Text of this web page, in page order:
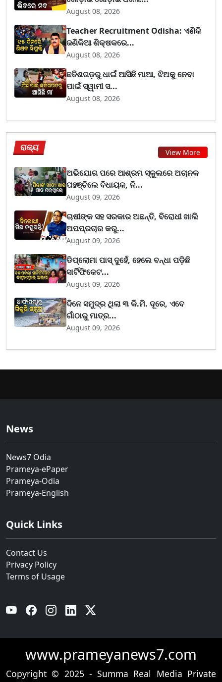
August 08, 2026
Teacher Recruitment Odisha: ଏଣିକି
ଜଣିକିଆ ଶିକ୍ଷକରେ...
August 08, 2026
ଛତିଶଗଡ଼ରୁ ଧାଇଁ ଆସିଛି ମାଆ, ଝିଅକୁ ନେବା
ପାଇଁ ସ୍ୱାମୀ ସ...
August 08, 2026
ରାଜ୍ୟ View More
ଅଭିଯୋଗ ପରେ ଆଶ୍ରମ ସ୍କୁଲରେ ଅଚାନକ
ପହଞ୍ଚିଲେ ବିଧାୟକ, ନି...
August 09, 2026
ଚାଷୀଙ୍କ ସହ ସରକାର ଅଛନ୍ତି, ବିରୋଧୀ ଖାଲି
ଅପପ୍ରଚାର କରୁ...
August 09, 2026
ଡିପ୍ଲୋମା ପାସ୍ ଦୁହେଁ, ହେଲେ ବନ୍ଧା ପଡ଼ିଛି
ସାର୍ଟିଫିକେଟ...
August 09, 2026
ଦିନେ ସମୁଦ୍ର ଥିଲା ୩ କି.ମି. ଦୂରେ, ଏବେ
ଗାଁଠାରୁ ମାତ୍ର...
August 09, 2026
News
News7 Odia
Prameya-ePaper
Prameya-Odia
Prameya-English
Quick Links
Contact Us
Privacy Policy
Terms of Usage
YouTube Facebook Instagram Linkedin
www.prameyanews7.com
Copyright © 2025 - Summa Real Media Private